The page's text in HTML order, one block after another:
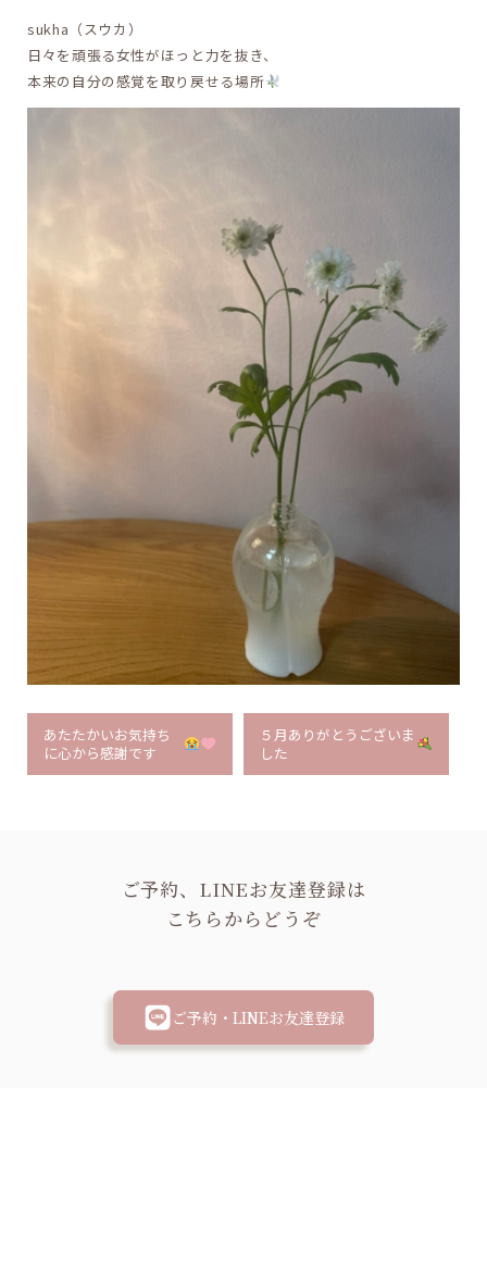
sukha（スウカ）
日々を頑張る女性がほっと力を抜き、
本来の自分の感覚を取り戻せる場所
あたたかいお気持ち
に心から感謝です
５月ありがとうございま
した
ご予約、LINEお友達登録は
こちらからどうぞ
ご予約・LINEお友達登録